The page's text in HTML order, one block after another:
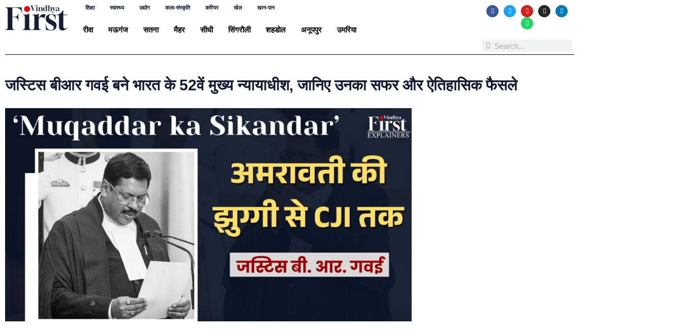
शिक्षा स्वास्थ्य उद्योग कला-संस्कृति करियर खेल खान-पान
रीवा मऊगंज सतना मैहर सीधी सिंगरौली शहडोल अनूपपुर उमरिया
जस्टिस बीआर गवई बने भारत के 52वें मुख्य न्यायाधीश, जानिए उनका सफर और ऐतिहासिक फैसले